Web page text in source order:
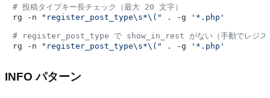
# 投稿タイプキー長チェック（最大 20 文字）
rg -n
"register_post_type\s*\(" . -g '*.php'
# register_post_type で show_in_rest がない（手動でレジスト
rg -n
"register_post_type\s*\(" . -g '*.php'
INFO パターン